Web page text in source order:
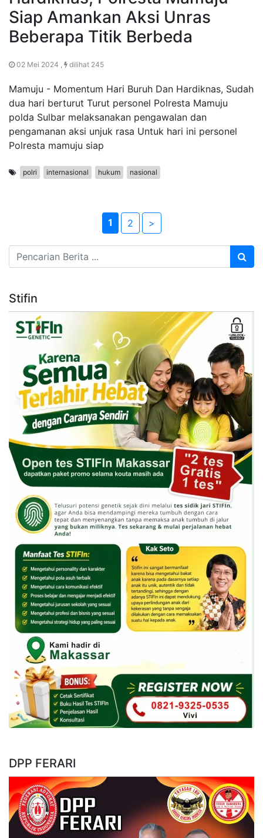
Siap Amankan Aksi Unras
Beberapa Titik Berbeda
02 Mei 2024 , dilihat 245
Mamuju - Momentum Hari Buruh Dan Hardiknas, Sudah
dua hari berturut Turut personel Polresta Mamuju
polda Sulbar melaksanakan pengawalan dan
pengamanan aksi unjuk rasa Untuk hari ini personel
Polresta mamuju siap
polri internasional hukum nasional
1 2 >
Stifin
DPP FERARI